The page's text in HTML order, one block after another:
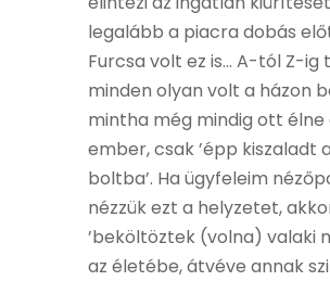
legalább a piacra dobás
Furcsa volt ez is… A-tól Z-ig
minden olyan volt a házon
mintha még mindig ott élne
ember, csak ’épp kiszaladt a
boltba’. Ha ügyfeleim
nézzük ezt a helyzetet,
’beköltöztek (volna) valaki
az életébe, átvéve annak